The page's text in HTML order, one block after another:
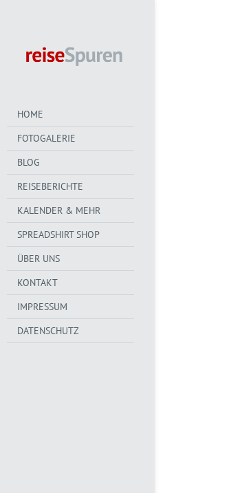
HOME
FOTOGALERIE
BLOG
REISEBERICHTE
KALENDER & MEHR
SPREADSHIRT SHOP
ÜBER UNS
KONTAKT
IMPRESSUM
DATENSCHUTZ